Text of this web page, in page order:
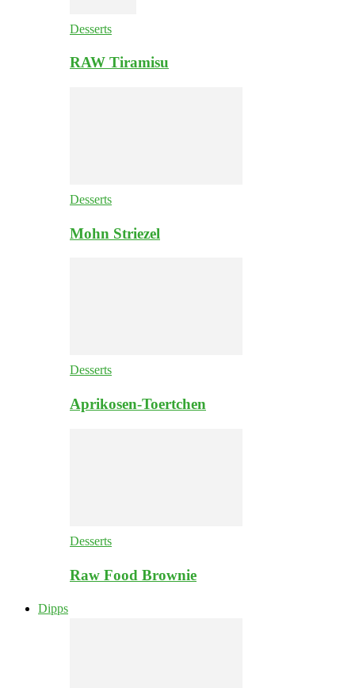
Desserts
RAW Tiramisu
Desserts
Mohn Striezel
Desserts
Aprikosen-Toertchen
Desserts
Raw Food Brownie
Dipps